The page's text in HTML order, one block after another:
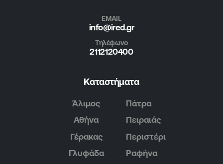
EMAIL
info@ired.gr
Τηλέφωνο
2112120400
Καταστήματα
Άλιμος
Αθήνα
Γέρακας
Γλυφάδα
Πάτρα
Πειραιάς
Περιστέρι
Ραφήνα